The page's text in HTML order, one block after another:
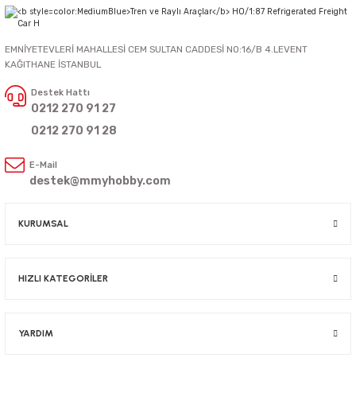
EMNİYETEVLERİ MAHALLESİ CEM SULTAN CADDESİ NO:16/B 4.LEVENT
KAĞITHANE İSTANBUL
Destek Hattı
0212 270 91 27
0212 270 91 28
E-Mail
destek@mmyhobby.com
KURUMSAL
HIZLI KATEGORİLER
YARDIM